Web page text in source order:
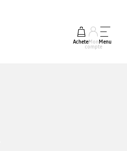
AcheterMon
compte
Menu